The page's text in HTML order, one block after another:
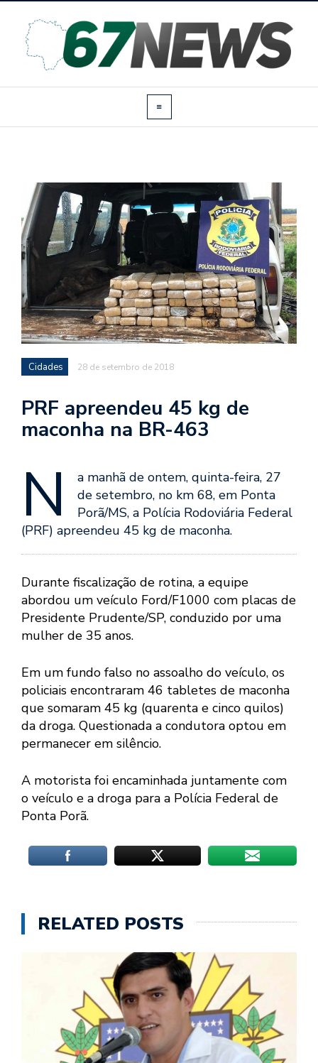
Cidades 28 de setembro de 2018
PRF apreendeu 45 kg de
maconha na BR-463
N
a manhã de ontem, quinta-feira, 27
de setembro, no km 68, em Ponta
Porã/MS, a Polícia Rodoviária Federal
(PRF) apreendeu 45 kg de maconha.
Durante fiscalização de rotina, a equipe
abordou um veículo Ford/F1000 com placas de
Presidente Prudente/SP, conduzido por uma
mulher de 35 anos.
Em um fundo falso no assoalho do veículo, os
policiais encontraram 46 tabletes de maconha
que somaram 45 kg (quarenta e cinco quilos)
da droga. Questionada a condutora optou em
permanecer em silêncio.
A motorista foi encaminhada juntamente com
o veículo e a droga para a Polícia Federal de
Ponta Porã.
RELATED POSTS